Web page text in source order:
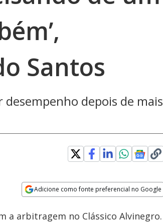
Santos
depois de mais
Adicione como fonte preferencial no Google
Velocidade
a arbitragem no Clássico Alvinegro.